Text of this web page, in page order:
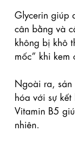
Glycerin giúp
cân bằng và
không bị khô
mốc” khi
Ngoài ra, sản
hóa với sự
Vitamin B5
nhiên.